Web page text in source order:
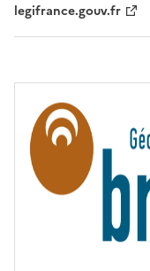
legifrance.gouv.fr